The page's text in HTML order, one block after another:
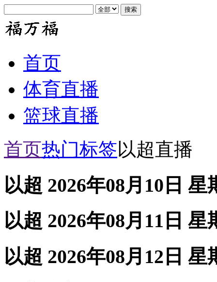
首页
体育直播
篮球直播
首页热门标签以超直播
以超 2026年08月10日 星
以超 2026年08月11日 星
以超 2026年08月12日 星